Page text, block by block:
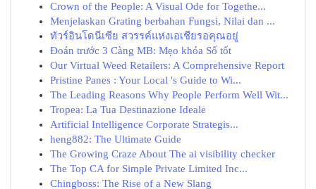
Crown of the People: A Visual Ode for Togethe...
Menjelaskan Grating berbahan Fungsi, Nilai dan ...
ทัวร์อินโดนีเซีย สวรรค์แห่งเอเชียรอคุณอยู่
Đoán trước 3 Càng MB: Mẹo khóa Số tốt
Our Virtual Weed Retailers: A Comprehensive Report
Pristine Panes : Your Local 's Guide to Wi...
The Leading Reasons Why People Perform Well Wit...
Tropea: La Tua Destinazione Ideale
Artificial Intelligence Corporate Strategis...
heng882: The Ultimate Guide
The Growing Craze About The ai visibility checker
The Top CA for Simple Private Limited Inc...
Chingboss: The Rise of a New Slang